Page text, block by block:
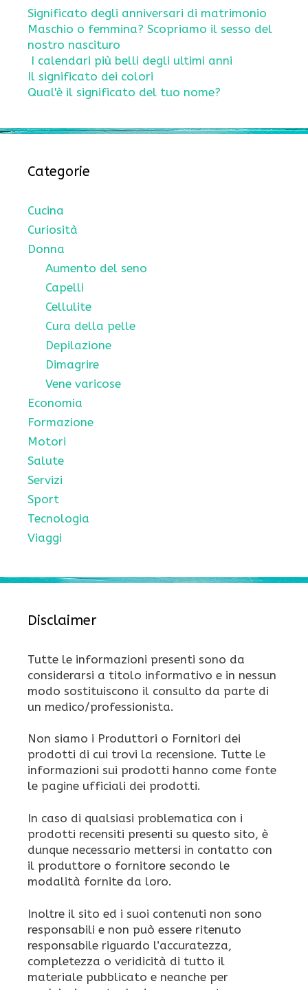
Significato degli anniversari di matrimonio
Maschio o femmina? Scopriamo il sesso del
nostro nascituro
I calendari più belli degli ultimi anni
Il significato dei colori
Qual'è il significato del tuo nome?
Categorie
Cucina
Curiosità
Donna
Aumento del seno
Capelli
Cellulite
Cura della pelle
Depilazione
Dimagrire
Vene varicose
Economia
Formazione
Motori
Salute
Servizi
Sport
Tecnologia
Viaggi
Disclaimer
Tutte le informazioni presenti sono da
considerarsi a titolo informativo e in nessun
modo sostituiscono il consulto da parte di
un medico/professionista.
Non siamo i Produttori o Fornitori dei
prodotti di cui trovi la recensione. Tutte le
informazioni sui prodotti hanno come fonte
le pagine ufficiali dei prodotti.
In caso di qualsiasi problematica con i
prodotti recensiti presenti su questo sito, è
dunque necessario mettersi in contatto con
il produttore o fornitore secondo le
modalità fornite da loro.
Inoltre il sito ed i suoi contenuti non sono
responsabili e non può essere ritenuto
responsabile riguardo l’accuratezza,
completezza o veridicità di tutto il
materiale pubblicato e neanche per